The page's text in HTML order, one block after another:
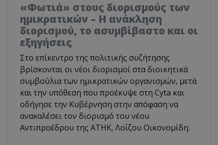
«Φωτιά» στους διορισμούς των
ημικρατικών – Η ανάκληση
διορισμού, το ασυμβίβαστο και οι
εξηγήσεις
Στο επίκεντρο της πολιτικής συζήτησης
βρίσκονται οι νέοι διορισμοί στα διοικητικά
συμβούλια των ημικρατικών οργανισμών, μετά
και την υπόθεση που προέκυψε στη Cyta και
οδήγησε την Κυβέρνηση στην απόφαση να
ανακαλέσει τον διορισμό του νέου
Αντιπροέδρου της ΑΤΗΚ, Λοΐζου Οικονομίδη.